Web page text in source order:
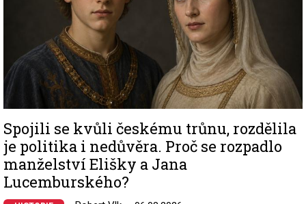
Spojili se kvůli českému trůnu, rozdělila
je politika i nedůvěra. Proč se rozpadlo
manželství Elišky a Jana
Lucemburského?